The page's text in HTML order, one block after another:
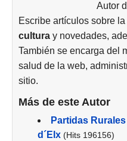
Autor
Escribe artículos sobre la
cultura y novedades,
También se encarga del
salud de la web,
sitio.
Más de este Autor
Partidas
d´Elx (Hits 196156)